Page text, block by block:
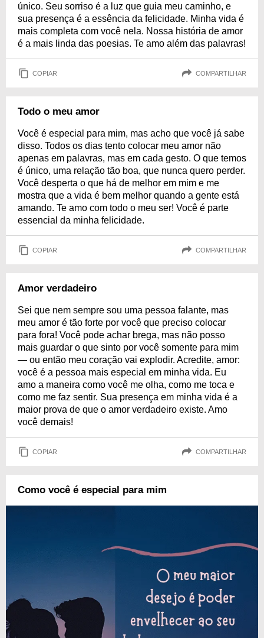
único. Seu sorriso é a luz que guia meu caminho, e
sua presença é a essência da felicidade. Minha vida é
mais completa com você nela. Nossa história de amor
é a mais linda das poesias. Te amo além das palavras!
COPIAR COMPARTILHAR
Todo o meu amor
Você é especial para mim, mas acho que você já sabe
disso. Todos os dias tento colocar meu amor não
apenas em palavras, mas em cada gesto. O que temos
é único, uma relação tão boa, que nunca quero perder.
Você desperta o que há de melhor em mim e me
mostra que a vida é bem melhor quando a gente está
amando. Te amo com todo o meu ser! Você é parte
essencial da minha felicidade.
COPIAR COMPARTILHAR
Amor verdadeiro
Sei que nem sempre sou uma pessoa falante, mas
meu amor é tão forte por você que preciso colocar
para fora! Você pode achar brega, mas não posso
mais guardar o que sinto por você somente para mim
— ou então meu coração vai explodir. Acredite, amor:
você é a pessoa mais especial em minha vida. Eu
amo a maneira como você me olha, como me toca e
como me faz sentir. Sua presença em minha vida é a
maior prova de que o amor verdadeiro existe. Amo
você demais!
COPIAR COMPARTILHAR
Como você é especial para mim